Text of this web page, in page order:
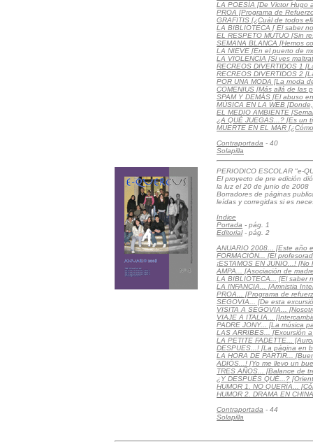
LA POESÍA [De Victor Hugo
PROA [Programa de
GRAFITIS [¿Cuál de todos
LA BIBLIOTECA [ El saber
EL RESPETO MUTUO [Sin
SEMANA BLANCA [Hemos
LA NIEVE [En el puerto de
LA VIOLENCIA [Si ves
RECREOS DIVERTIDOS 1
RECREOS DIVERTIDOS 2
POR UNA MODA [La moda
COMENIUS [Más allá de las
SPAM Y DEMÁS [El abuso
MÚSICA EN LA WEB
EL MEDIO AMBIENTE
¿A QUÉ JUEGAS...? [Es un
MUERTE EN EL MAR
Contraportada - 40
Solapilla
PERIODICO ESCOLAR "e-
El proyecto de pre edición
la luz el 20 de junio de 2008
Borradores de páginas
leídas y corregidas si es
Indice
Portada - pág. 1
Editorial- pág. 2
ANUARIO 2008... [Este año
FORMACIÓN... [El
¡ESTAMOS EN JUNIO...!
AMPA... [Asociación de
LA BIBLIOTECA... [El saber
LA INFANCIA... [Amnistia
PROA... [Programa de
SEGOVIA... [De esta
VISITA A SEGOVIA...
VIAJE A ITALIA...
PADRE JONY... [La música
LAS ARRIBES... [Excursión
LA PETITE FADETTE...
DESPUES...! [La página en
LA HORA DE PARTIR...
ADIÓS...! [Yo me llevo un
TRES AÑOS... [Balance de
¿Y DESPUÉS QUÉ...?
HUMOR 1. NO QUERÍA...
HUMOR 2. DRAMA EN
Contraportada - 44
Solapilla